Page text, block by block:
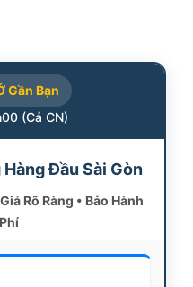
Gần Bạn
(Cả CN)
Đầu Sài Gòn
Rõ Ràng • Bảo Hành